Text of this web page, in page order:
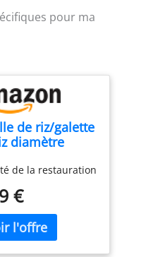
pour ma
de riz/galette
diamètre
- sachet
de la restauration
€